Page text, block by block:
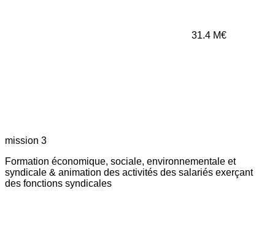
31.4 M€
mission 3
Formation économique, sociale, environnementale et
syndicale & animation des activités des salariés exerçant
des fonctions syndicales